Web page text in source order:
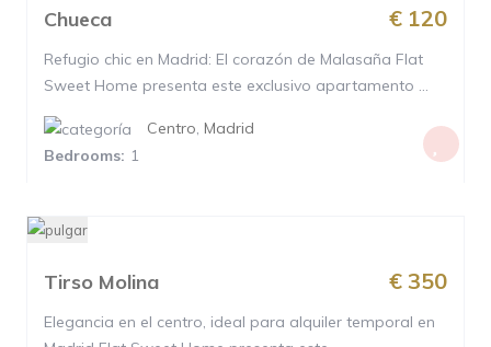
€ 120
Chueca
Refugio chic en Madrid: El corazón de Malasaña Flat
Sweet Home presenta este exclusivo apartamento ...
Centro, Madrid
Bedrooms: 1
€ 350
Tirso Molina
Elegancia en el centro, ideal para alquiler temporal en